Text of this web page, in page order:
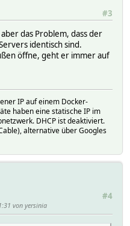
#3
das Problem, dass der
identisch sind.
öffne, geht er immer auf
IP auf einem Docker-
haben eine statische IP im
DHCP ist deaktiviert.
alternative über Googles
#4
von yersinia